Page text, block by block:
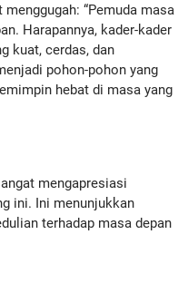
“Pemuda masa
Harapannya, kader-kader
kuat, cerdas, dan
pohon-pohon yang
hebat di masa yang
mengapresiasi
ini. Ini menunjukkan
terhadap masa depan